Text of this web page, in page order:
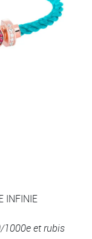
INFINIE
1000e et rubis